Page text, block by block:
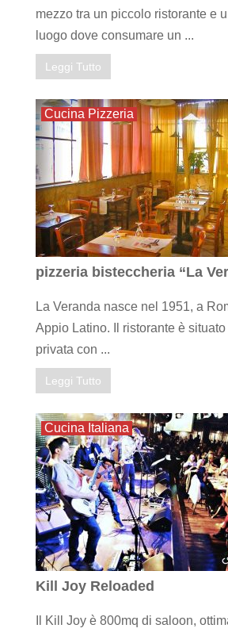
mezzo tra un piccolo ristorante e
luogo dove consumare un ...
Leggi Tutto
Cucina Pizzeria
pizzeria bisteccheria “La
La Veranda nasce nel 1951, a
Appio Latino. Il ristorante è
privata con ...
Leggi Tutto
Cucina Italiana
Kill Joy Reloaded
Il Kill Joy è 800mq di saloon,